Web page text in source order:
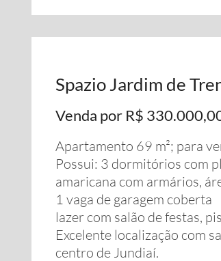
Spazio Jardim de
Venda por R$
Apartamento 69 m²; para
Possui: 3 dormitórios com
amaricana com armários,
1 vaga de garagem coberta
lazer com salão de festas,
Excelente localização com
centro de Jundiaí.